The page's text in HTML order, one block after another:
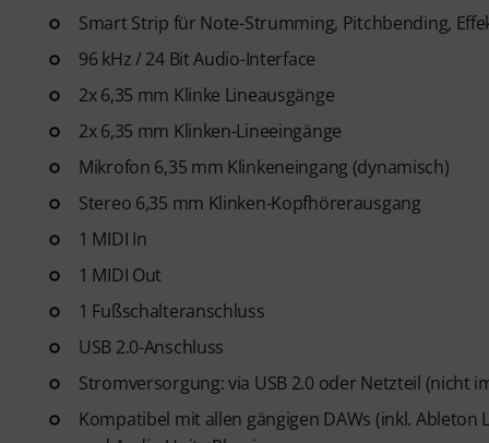
Smart Strip für Note-Strumming, Pitchbending,
96 kHz / 24 Bit Audio-Interface
2x 6,35 mm Klinke Lineausgänge
2x 6,35 mm Klinken-Lineeingänge
Mikrofon 6,35 mm Klinkeneingang (dynamisch)
Stereo 6,35 mm Klinken-Kopfhörerausgang
1 MIDI In
1 MIDI Out
1 Fußschalteranschluss
USB 2.0-Anschluss
Stromversorgung: via USB 2.0 oder Netzteil (nicht
Kompatibel mit allen gängigen DAWs (inkl. Ableton